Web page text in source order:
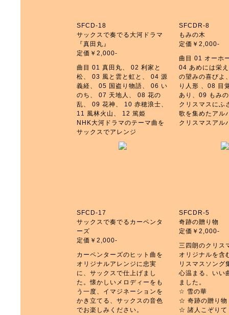
SFCD-18
サックスで奏でる大河ドラマ
『真田丸』
定価￥2,000-
曲目 01 真田丸、 02 利家と
松、 03 風と雲と虹と、 04 源
義経、 05 国盗り物語、 06 い
のち、 07 天地人、 08 花の
乱、 09 花神、 10 赤穂浪士、
11 風林火山、 12 篤姫
NHK大河ドラマのテーマ曲を
サックスでアレンジ
SFCDR-8
もみの木
定価￥2,000-
曲目 01 オーホ
04 あめには栄
の望みの喜びよ
り人形 、08 目
あり、09 もみ
クリスマスにふ
歌を集めたアル
クリスマスアル
SFCD-17
サックスで奏でるカーペンタ
ーズ
定価￥2,000-
カーペンターズのヒット曲を
オリジナルアレンジに忠実
に、サックスで仕上げまし
た。懐かしいメロディーをも
う一度、イマジネーションを
かき立てる、サックスの音色
でお楽しみください。
SFCDR-5
奇跡の贈り物
定価￥2,000-
三四朗のクリス
オリジナルを含
リスマスソング
心温まる、いい
ました。
☆ 雪の華
☆ 奇跡の贈り物
☆ 諸人こぞりて